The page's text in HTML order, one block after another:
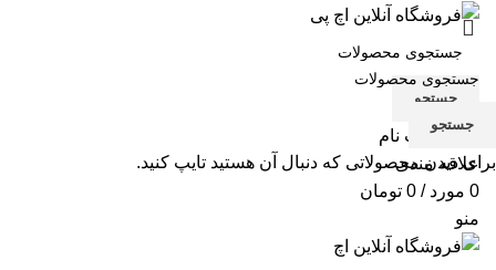
جستجو
ورود / ثبت نام
علاقه مندی
0 مورد /
0 تومان
منو
جستجو
برای دیدن محصولاتی که دنبال آن هستید تایپ کنید.